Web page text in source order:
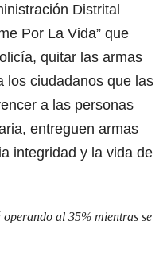
Distrital
Por La Vida” que
quitar las armas
los ciudadanos que las
a las personas
entreguen armas
integridad y la vida de
al 35% mientras se